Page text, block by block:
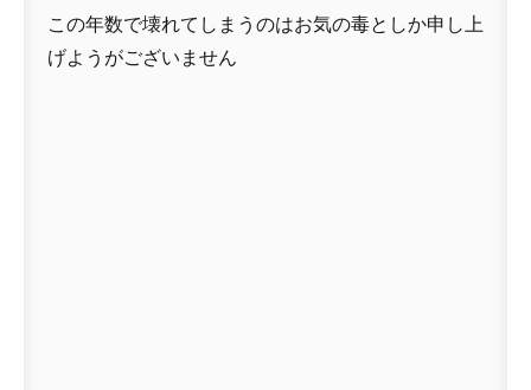
この年数で壊れてしまうのはお気の毒としか申し上
げようがございません